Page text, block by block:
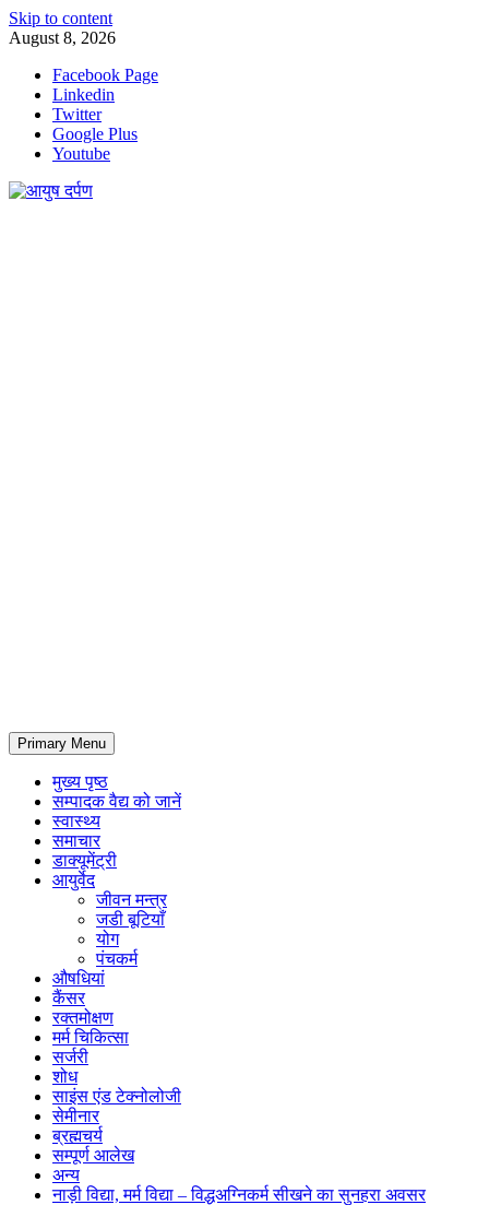
Skip to content
August 8, 2026
Facebook Page
Linkedin
Twitter
Google Plus
Youtube
Primary Menu
मुख्य पृष्ठ
सम्पादक वैद्य को जानें
स्वास्थ्य
समाचार
डाक्यूमेंट्री
आयुर्वेद
जीवन मन्त्र
जडी बूटियाँ
योग
पंचकर्म
औषधियां
कैंसर
रक्तमोक्षण
मर्म चिकित्सा
सर्जरी
शोध
साइंस एंड टेक्नोलोजी
सेमीनार
ब्रह्मचर्य
सम्पूर्ण आलेख
अन्य
नाड़ी विद्या, मर्म विद्या – विद्धअग्निकर्म सीखने का सुनहरा अवसर